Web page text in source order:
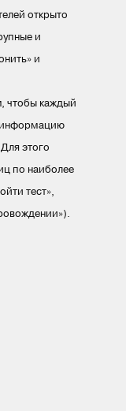
открыто
и
и
чтобы каждый
информацию
этого
по наиболее
тест»,